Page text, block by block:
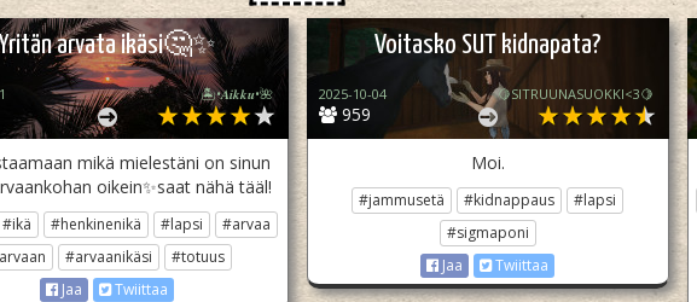
arvata ikäsi🤔✨
🏝️•𝑨𝒊𝒌𝒌𝒖•🌺
mikä mielestäni on sinun
oikein✨saat nähä tääl!
#ikä #henkinenikä #lapsi
#arvaa
#arvaanikäsi
#totuus
Jaa
Twiittaa
Voitasko SUT kidnapata?
959
2025-10-04 🍋SITRUUNASUOKKI<3🍋
Moi.
#jammusetä #kidnappaus
#lapsi
#sigmaponi
Jaa
Twiittaa